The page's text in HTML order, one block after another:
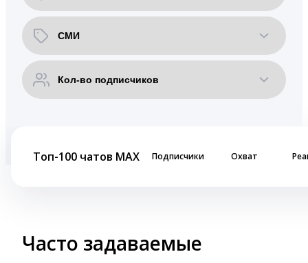
Топ-100 чатов MAX Подписчики Охват
Часто задаваемые